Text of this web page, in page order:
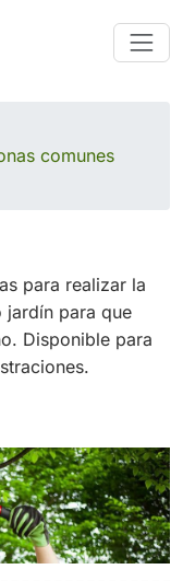
comunes
para realizar la
jardín para que
Disponible para